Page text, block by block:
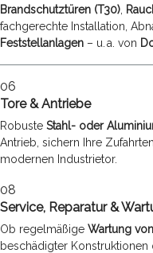
Brandschutztüren (T30)
fachgerechte Installation,
Feststellanlagen – u. a. von
06
Tore & Antriebe
Robuste Stahl- oder
Antrieb, sichern Ihre
modernen Industrietor.
08
Service, Reparatur &
Ob regelmäßige Wartung
beschädigter